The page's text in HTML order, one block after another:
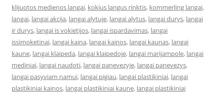
klijuotos medienos langai, kokius langus rinktis, kommerling langai,
langai, langai akcija, langai alytuje, langai alytus, langai durys, langai
ir durys, langai is vokietijos, langai ispardavimas, langai
issimoketinai, langai kaina, langai kainos, langai kaunas, langai
kaune, langai klaipeda, langai klaipedoje, langai marijampole, langai
mediniai, langai naudoti, langai panevezyje, langai panevezys,
langai pasyviam namui, langai pigiau, langai plastikiniai, langai
plastikiniai kainos, langai plastikiniai kaune, langai plastikiniai